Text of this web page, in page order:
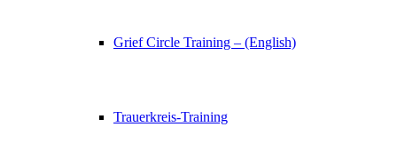
Grief Circle Training – (English)
Trauerkreis-Training